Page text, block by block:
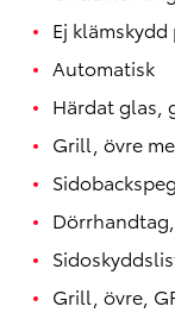
Ej klämskydd
Automatisk
Härdat glas,
Grill, övre
Grill, övre,